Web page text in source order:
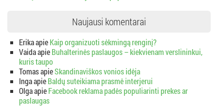
Naujausi komentarai
ErikaapieKaip organizuoti sėkmingą renginį?
VaidaapieBuhalterinės paslaugos – kiekvienam verslininkui,
kuris taupo
TomasapieSkandinaviškos vonios idėja
IngaapieBaldų suteikiama prasmė interjerui
OlgaapieFacebook reklama padės populiarinti prekes ar
paslaugas